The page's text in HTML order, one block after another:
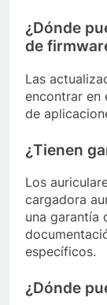
¿Dónde
de
Las
encontrar en
de
¿Tienen
Los
cargadora
una garantía
específicos.
¿Dónde